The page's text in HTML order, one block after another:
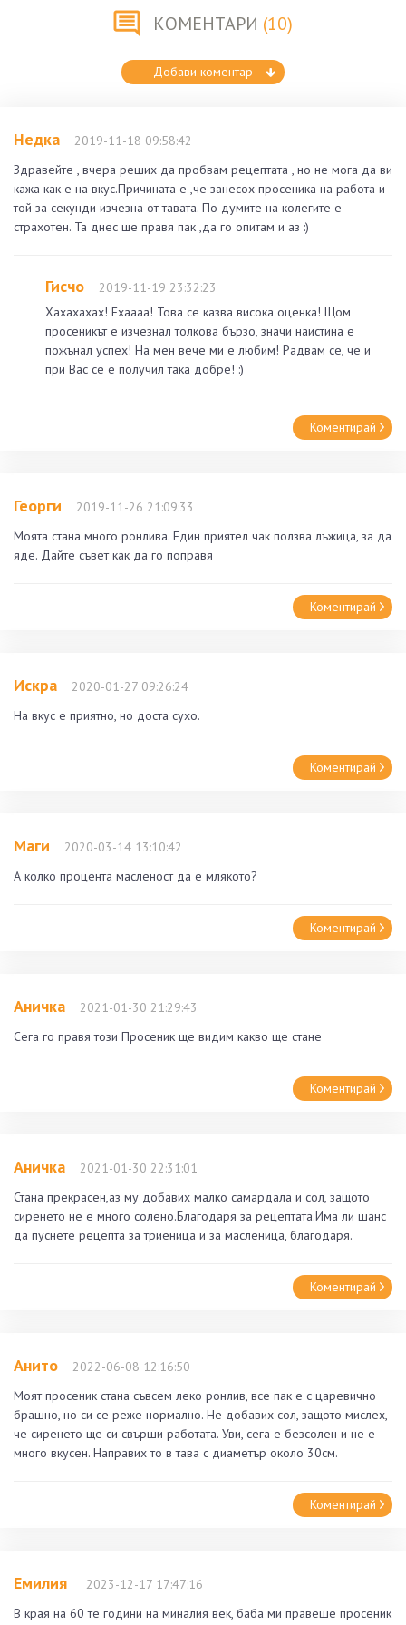
КОМЕНТАРИ (10)
Добави коментар
Недка
2019-11-18 09:58:42
Здравейте , вчера реших да пробвам рецептата , но не мога да ви
кажа как е на вкус.Причината е ,че занесох просеника на работа и
той за секунди изчезна от тавата. По думите на колегите е
страхотен. Та днес ще правя пак ,да го опитам и аз :)
Гисчо
2019-11-19 23:32:23
Хахахахах! Ехаааа! Това се казва висока оценка! Щом
просеникът е изчезнал толкова бързо, значи наистина е
пожънал успех! На мен вече ми е любим! Радвам се, че и
при Вас се е получил така добре! :)
Коментирай
Георги
2019-11-26 21:09:33
Моята стана много ронлива. Един приятел чак ползва лъжица, за да
яде. Дайте съвет как да го поправя
Коментирай
Искра
2020-01-27 09:26:24
На вкус е приятно, но доста сухо.
Коментирай
Маги
2020-03-14 13:10:42
А колко процента масленост да е млякото?
Коментирай
Аничка
2021-01-30 21:29:43
Сега го правя този Просеник ще видим какво ще стане
Коментирай
Аничка
2021-01-30 22:31:01
Стана прекрасен,аз му добавих малко самардала и сол, защото
сиренето не е много солено.Благодаря за рецептата.Има ли шанс
да пуснете рецепта за триеница и за масленица, благодаря.
Коментирай
Анито
2022-06-08 12:16:50
Моят просеник стана съвсем леко ронлив, все пак е с царевично
брашно, но си се реже нормално. Не добавих сол, защото мислех,
че сиренето ще си свърши работата. Уви, сега е безсолен и не е
много вкусен. Направих то в тава с диаметър около 30см.
Коментирай
Емилия
2023-12-17 17:47:16
В края на 60 те години на миналия век, баба ми правеше просеник